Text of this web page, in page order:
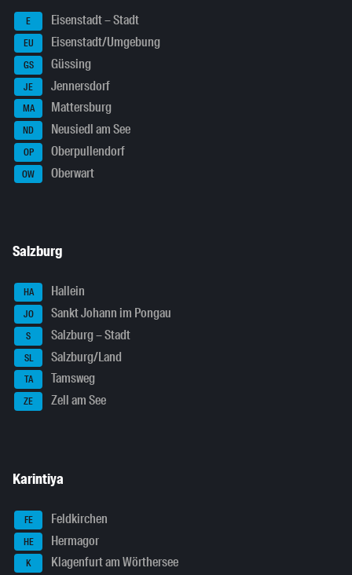
E Eisenstadt – Stadt
EU Eisenstadt/Umgebung
GS Güssing
JE Jennersdorf
MA Mattersburg
ND Neusiedl am See
OP Oberpullendorf
OW Oberwart
Salzburg
HA Hallein
JO Sankt Johann im Pongau
S Salzburg – Stadt
SL Salzburg/Land
TA Tamsweg
ZE Zell am See
Karintiya
FE Feldkirchen
HE Hermagor
K Klagenfurt am Wörthersee